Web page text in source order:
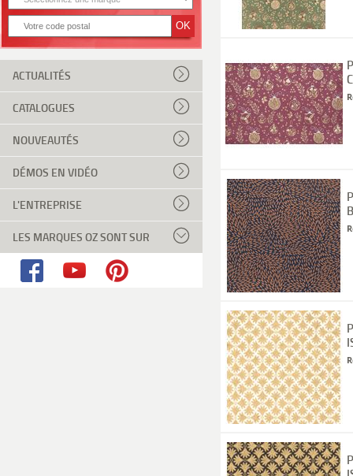
ACTUALITÉS
CATALOGUES
NOUVEAUTÉS
DÉMOS EN VIDÉO
L'ENTREPRISE
LES MARQUES OZ SONT SUR